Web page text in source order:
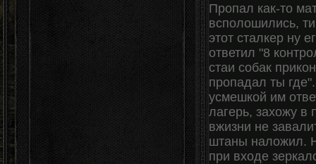
Пропал как-то
всполошились,
этот сталкер ну
ответил "8
стаи собак
пропадал ты
усмешкой им
лагерь, захожу в
вжизни не
штаны наложил.
при входе